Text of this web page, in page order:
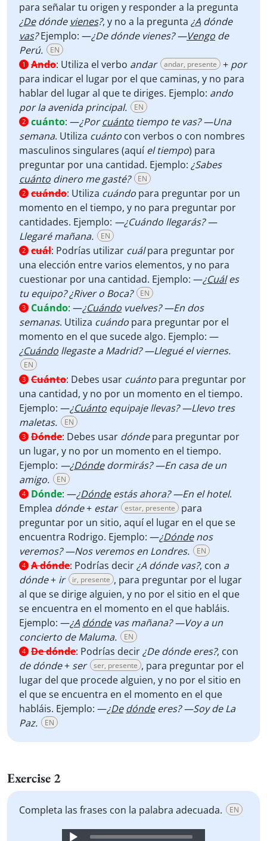
para señalar tu origen y responder a la pregunta
¿Dedónde vienes?, y no a la pregunta ¿A dónde
vas?Ejemplo: —¿De dónde vienes? —Vengo de
Perú.
EN
1 Ando: Utiliza el verbo andar andar, presente + por
para indicar el lugar por el que caminas, y no para
hablar del lugar al que te diriges. Ejemplo: ando
por la avenida principal.
EN
2 cuánto: —¿Porcuánto tiempo te vas? —Una
semana. Utiliza cuánto con verbos o con nombres
masculinos singulares (aquíel tiempo) para
preguntar por una cantidad. Ejemplo: ¿Sabes
cuánto dinero me gasté? EN
2 cuándo: Utiliza cuándo para preguntar por un
momento en el tiempo, y no para preguntar por
cantidades. Ejemplo: —¿Cuándo llegarás? —
Llegaré mañana.
EN
2 cuál: Podrías utilizar cuálpara preguntar por
una elección entre varios elementos, y no para
cuestionar por una cantidad. Ejemplo: —¿Cuáles
tu equipo? ¿River o Boca?
EN
3 Cuándo: —¿Cuándo vuelves? —En dos
semanas. Utiliza cuándo para preguntar por el
momento en el que sucede algo. Ejemplo: —
¿Cuándo llegaste a Madrid? —Llegué el viernes.
EN
3 Cuánto: Debes usar cuánto para preguntar por
una cantidad, y no por un momento en el tiempo.
Ejemplo: —¿Cuánto equipaje llevas? —Llevo tres
maletas.
EN
3 Dónde: Debes usar dóndepara preguntar por
un lugar, y no por un momento en el tiempo.
Ejemplo: —¿Dóndedormirás? —En casa de un
amigo.
EN
4 Dónde: —¿Dóndeestás ahora? —En el hotel.
Emplea dónde+ estar estar, presente
para
preguntar por un sitio, aquí el lugar en el que se
encuentra Rodrigo. Ejemplo: —¿Dóndenos
veremos? —Nos veremos en Londres.
EN
4 A dónde: Podrías decir¿A dónde vas?, con a
dónde+ ir ir, presente , para preguntar por el lugar
al que se dirige alguien, y no por el sitio en el que
se encuentra en el momento en el que habláis.
Ejemplo: —¿A dóndevas mañana? —Voy a un
concierto de Maluma.
EN
4 De dónde: Podrías decir¿De dónde eres?, con
de dónde+ ser ser, presente , para preguntar por el
lugar del que procede alguien, y no por el sitio en
el que se encuentra en el momento en el que
habláis. Ejemplo: —¿De dóndeeres? —Soy de La
Paz.
EN
Exercise 2
Completa las frases con la palabra adecuada. EN
Audio